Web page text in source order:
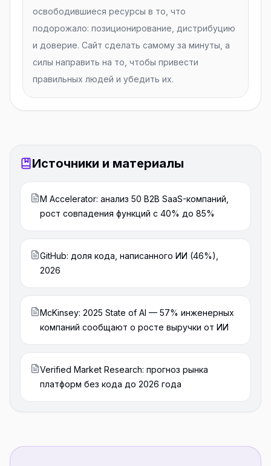
освободившиеся ресурсы в то, что
подорожало: позиционирование, дистрибуцию
и доверие. Сайт сделать самому за минуты, а
силы направить на то, чтобы привести
правильных людей и убедить их.
Источники и материалы
M Accelerator: анализ 50 B2B SaaS-компаний,
рост совпадения функций с 40% до 85%
GitHub: доля кода, написанного ИИ (46%),
2026
McKinsey: 2025 State of AI — 57% инженерных
компаний сообщают о росте выручки от ИИ
Verified Market Research: прогноз рынка
платформ без кода до 2026 года